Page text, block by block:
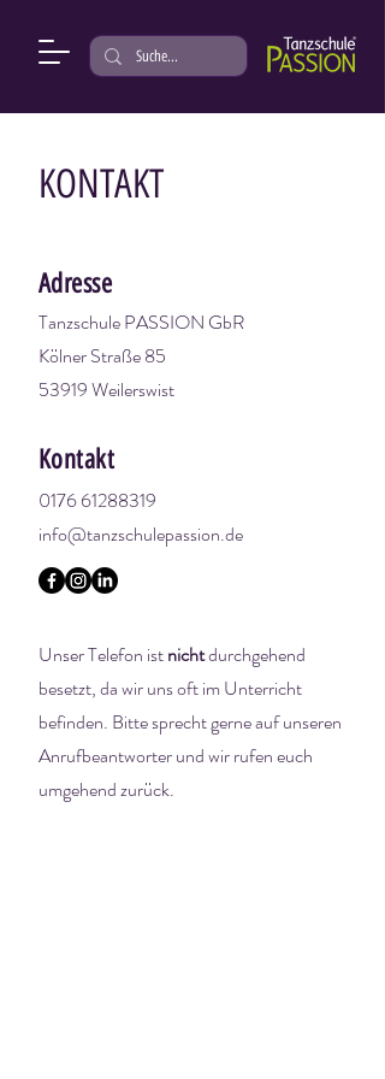
KONTAKT
Adresse
Tanzschule PASSION GbR
Kölner Straße 85
53919 Weilerswist
Kontakt
0176 61288319
info@tanzschulepassion.de
Unser Telefon istnichtdurchgehend
besetzt, da wir uns oft im Unterricht
befinden. Bitte sprecht gerne auf unseren
Anrufbeantworter und wir rufen euch
umgehend zurück.